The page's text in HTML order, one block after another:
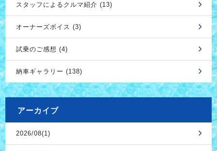
スタッフによるクルマ紹介 (13)
オーナーズボイス (3)
試乗のご感想 (4)
納車ギャラリー (138)
アーカイブ
2026/08(1)